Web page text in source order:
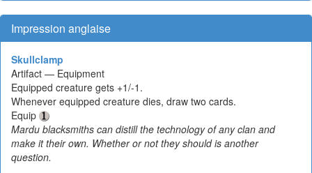
Impression anglaise
Skullclamp
Artifact — Equipment
Equipped creature gets +1/-1.
Whenever equipped creature dies, draw two cards.
Equip
Mardu blacksmiths can distill the technology of any clan and
make it their own. Whether or not they should is another
question.